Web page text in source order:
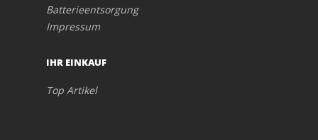
Batterieentsorgung
Impressum
IHR EINKAUF
Top Artikel